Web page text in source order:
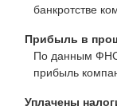
банкротстве
Прибыль в
По данным
прибыль
Уплачены